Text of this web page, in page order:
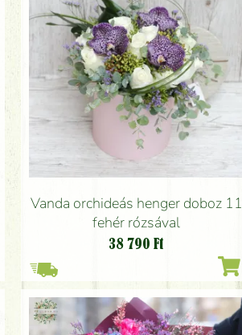
Vanda orchideás henger doboz 11
fehér rózsával
38 790 Ft